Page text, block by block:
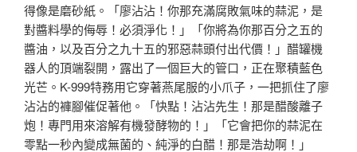
得像是磨砂紙。「廖沾沾！你那充滿腐敗氣味的蒜泥，是
對醬料學的侮辱！必須淨化！」「你將為你那百分之五的
醬油，以及百分之九十五的邪惡蒜頭付出代價！」醋罐機
器人的頂端裂開，露出了一個巨大的管口，正在聚積藍色
光芒。K-999特務用它穿著燕尾服的小爪子，一把抓住了廖
沾沾的褲腳催促著他。「快點！沾沾先生！那是醋酸離子
炮！專門用來溶解有機發酵物的！」「它會把你的蒜泥在
零點一秒內變成無菌的、純淨的白醋！那是浩劫啊！」